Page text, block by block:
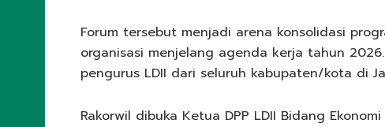
Forum tersebut menjadi arena konsolidasi
organisasi menjelang agenda kerja tahun
pengurus LDII dari seluruh kabupaten/kota di
Rakorwil dibuka Ketua DPP LDII Bidang